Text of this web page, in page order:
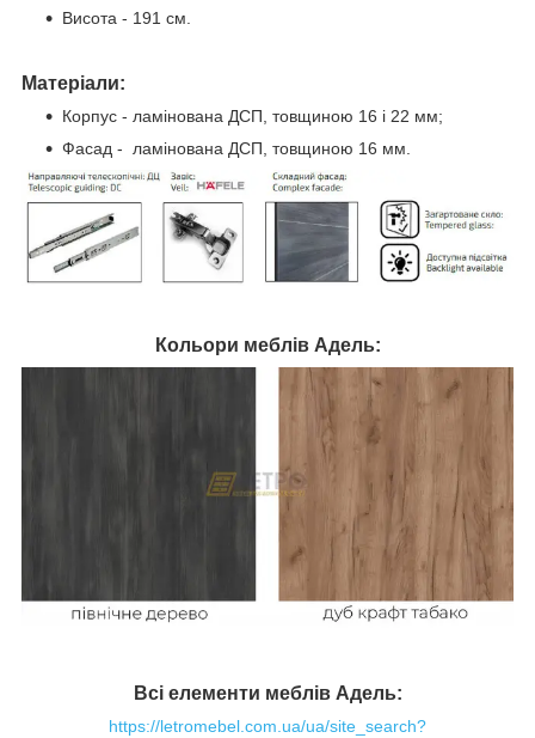
Висота - 191 см.
Матеріали:
Корпус - ламінована ДСП, товщиною 16 і 22 мм;
Фасад - ламінована ДСП, товщиною 16 мм.
Кольори меблів Адель:
Всі елементи меблів Адель:
https://letromebel.com.ua/ua/site_search?